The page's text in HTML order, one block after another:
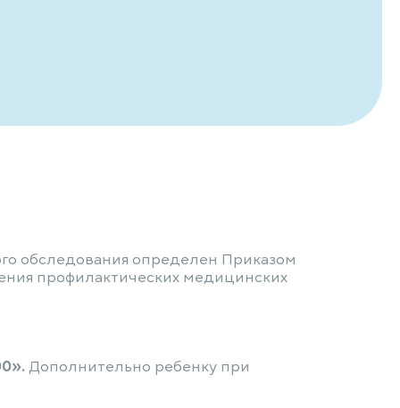
обследования определен Приказом
профилактических медицинских
Дополнительно ребенку при